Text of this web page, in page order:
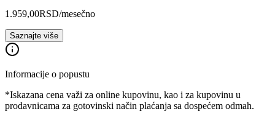
1.959,00RSD/mesečno
Saznajte više
Informacije o popustu
*Iskazana cena važi za online kupovinu, kao i za kupovinu u
prodavnicama za gotovinski način plaćanja sa dospećem odmah.